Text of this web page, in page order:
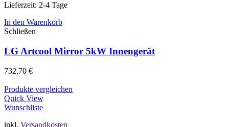
Lieferzeit: 2-4 Tage
In den Warenkorb
Schließen
LG Artcool Mirror 5kW Innengerät
732,70 €
Produkte vergleichen
Quick View
Wunschliste
inkl. Versandkosten